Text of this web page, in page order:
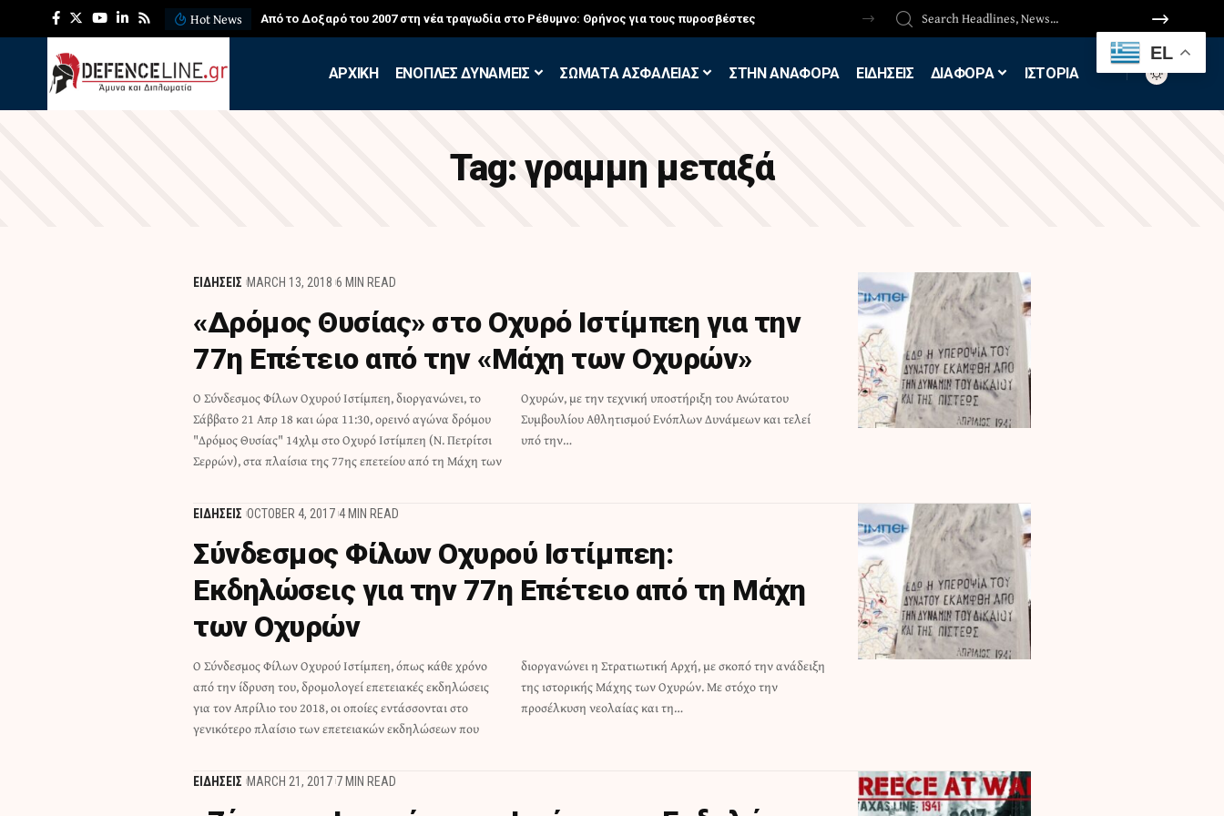
Hot News Από το Δοξαρό του 2007 στη νέα τραγωδία στο Ρέθυμνο: Θρήνος για τους πυροσβέστες
APXIKH ΕΝΟΠΛΕΣ ΔΥΝΑΜΕΙΣ ΣΩΜΑΤΑ ΑΣΦΑΛΕΙΑΣ ΣΤΗΝ ΑΝΑΦΟΡΑ ΕΙΔΗΣΕΙΣ ΔΙΑΦΟΡΑ ΙΣΤΟΡΙΑ
Tag: γραμμη μεταξά
ΕΙΔΗΣΕΙΣ MARCH 13, 2018 6 MIN READ
«Δρόμος Θυσίας» στο Οχυρό Ιστίμπεη για την
77η Επέτειο από την «Μάχη των Οχυρών»
Ο Σύνδεσμος Φίλων Οχυρού Ιστίμπεη, διοργανώνει, το
Σάββατο 21 Απρ 18 και ώρα 11:30, oρεινό αγώνα δρόμου
"Δρόμος Θυσίας" 14χλμ στο Οχυρό Ιστίμπεη (Ν. Πετρίτσι
Σερρών), στα πλαίσια της 77ης επετείου από τη Μάχη των
Οχυρών, με την τεχνική υποστήριξη του Ανώτατου
Συμβουλίου Αθλητισμού Ενόπλων Δυνάμεων και τελεί
υπό την…
ΕΙΔΗΣΕΙΣ OCTOBER 4, 2017 4 MIN READ
Σύνδεσμος Φίλων Οχυρού Ιστίμπεη:
Εκδηλώσεις για την 77η Επέτειο από τη Μάχη
των Οχυρών
Ο Σύνδεσμος Φίλων Οχυρού Ιστίμπεη, όπως κάθε χρόνο
από την ίδρυση του, δρομολογεί επετειακές εκδηλώσεις
για τον Απρίλιο του 2018, οι οποίες εντάσσονται στο
γενικότερο πλαίσιο των επετειακών εκδηλώσεων που
διοργανώνει η Στρατιωτική Αρχή, με σκοπό την ανάδειξη
της ιστορικής Μάχης των Οχυρών. Με στόχο την
προσέλκυση νεολαίας και τη…
ΕΙΔΗΣΕΙΣ MARCH 21, 2017 7 MIN READ
EL